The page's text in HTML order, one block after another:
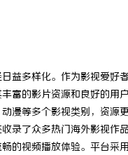
益多样化。作为影视爱好
富的影片资源和良好的用
漫等多个影视类别，资
录了众多热门海外影视作
的视频播放体验。平台